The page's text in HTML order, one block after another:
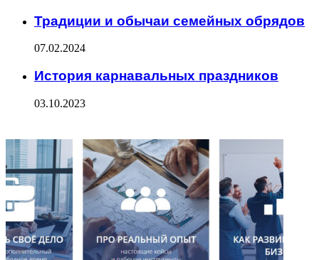
Традиции и обычаи семейных обрядов
07.02.2024
История карнавальных праздников
03.10.2023